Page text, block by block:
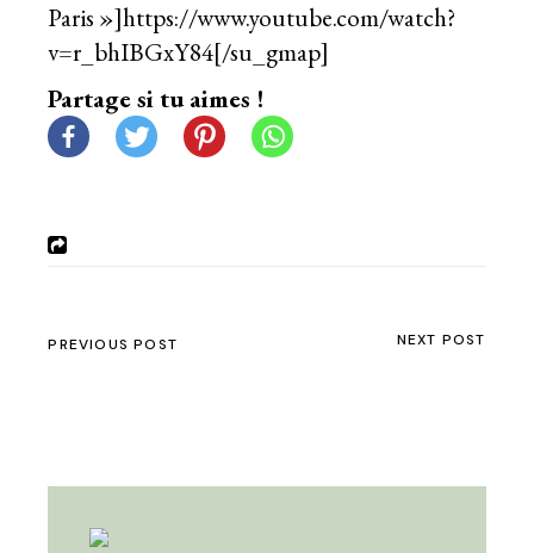
Paris »]https://www.youtube.com/watch?
v=r_bhIBGxY84[/su_gmap]
Partage si tu aimes !
PREVIOUS POST NEXT POST